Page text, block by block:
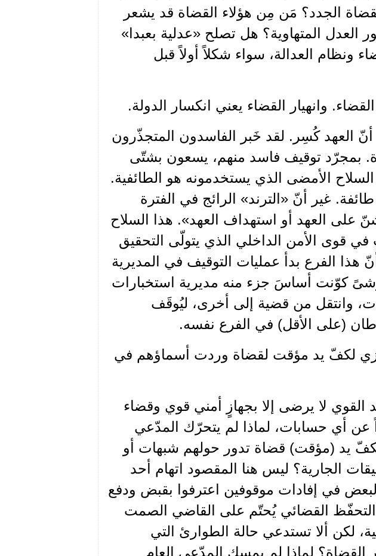
الجدد؟ مَن مِن هؤلاء القضاة قد يشعر
العدل المتهاوية؟ هل تصلح «عدلية بعبدا»
ونظام العدالة، سواء شكلاً أولاً قبل
وانهيار القضاء يعني انكسار الدولة.
العهد كُسِر. لقد خَبر الفاسدون المتجذّرون
بمجرّد توقيف فاسد منهم، يسعون بشتّى
الأمضى الذي يستخدمونه هو الطائفية.
غير أنّ «الترند» الرائج في الفترة
على العهد أو استهداف العهد». هذا السلاح
قوى الأمن الداخلي الذي يتولّى التحقيق
الفرع بدأ عمليات التوقيف في المديرية
كوّنت أساسَ جزء منه مديرية استخبارات
وانتقل من قضية إلى أخرى، ليُوقَف
(على الأقل) في الفرع نفسه.
لكفّ يد مؤقت لقضاة وردت أسماؤهم في
القوي لا يرضى إلا بجهازٍ أمني قوي وقضاء
أي حسابات، لماذا لم يتحرّك المدّعي
لكفّ يد (مؤقت) قضاة تدور حولهم شبهات أو
الجارية؟ ليس هنا المقصود اتهام أحد
في إفادات موقوفين اعترفوا بقبض ودفع
القضائي يُحتّم على القاضي الصمت
لكن ألا تستدعي حالة الطوارئ التي
القضاة؟ لماذا لم يمسك المدّعي العام